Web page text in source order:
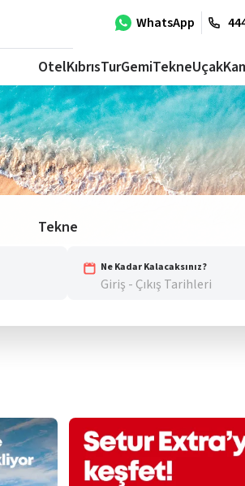
WhatsApp
OtelKıbrısTurGemiTekneUçak
Tekne
Ne Kadar Kalacaksınız?
Giriş - Çıkış Tarihleri